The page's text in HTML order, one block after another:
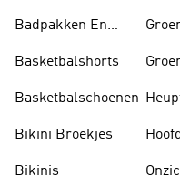
Badpakken En
Basketbalshorts
Basketbalschoenen
Bikini Broekjes
Bikinis